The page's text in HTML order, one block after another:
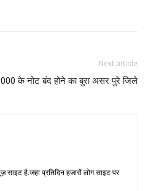
Next article
के नोट बंद होने का बुरा असर पुरे जिले
है.जहा प्रतिदिन हजारों लोग साइट पर